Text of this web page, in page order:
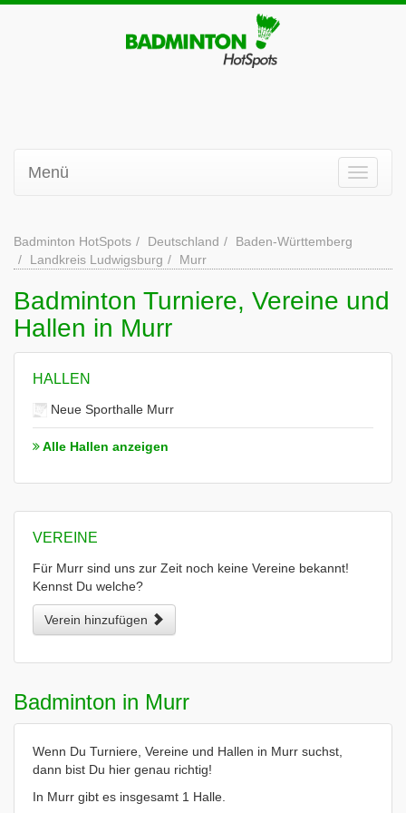
Menü
Badminton HotSpots Deutschland
Baden-Württemberg
Landkreis Ludwigsburg
Murr
Badminton Turniere, Vereine und
Hallen in Murr
HALLEN
Neue Sporthalle Murr
Alle Hallen anzeigen
VEREINE
Für Murr sind uns zur Zeit noch keine Vereine bekannt!
Kennst Du welche?
Verein hinzufügen
Badminton in Murr
Wenn Du Turniere, Vereine und Hallen in Murr suchst,
dann bist Du hier genau richtig!
In Murr gibt es insgesamt 1 Halle.